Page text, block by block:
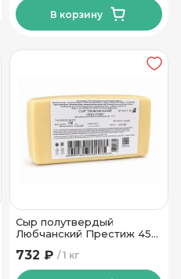
В корзину
Сыр полутвердый
Любчанский Престиж 45%
1 кг
732 ₽